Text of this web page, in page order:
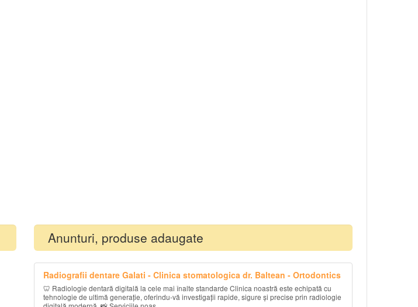
Anunturi, produse adaugate
Radiografii dentare Galati - Clinica stomatologica dr. Baltean - Ortodontics
🦷 Radiologie dentară digitală la cele mai înalte standarde Clinica noastră este echipată cu
tehnologie de ultimă generație, oferindu-vă investigații rapide, sigure și precise prin radiologie